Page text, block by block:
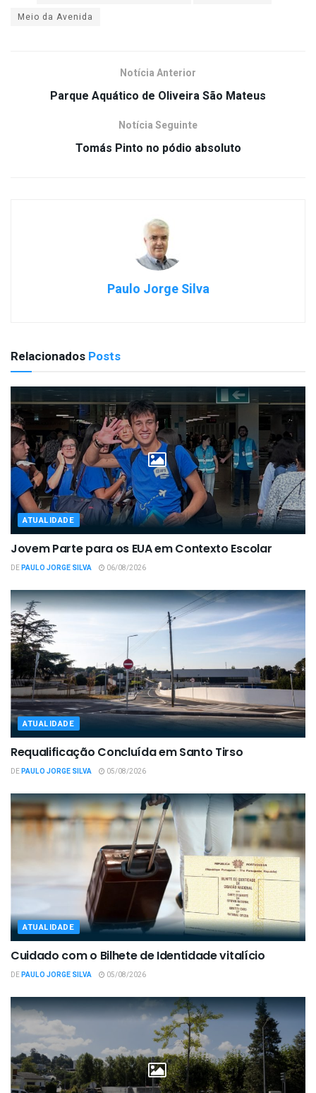
Meio da Avenida
Notícia Anterior
Parque Aquático de Oliveira São Mateus
Notícia Seguinte
Tomás Pinto no pódio absoluto
Paulo Jorge Silva
Relacionados Posts
ATUALIDADE
Jovem Parte para os EUA em Contexto Escolar
DEPAULO JORGE SILVA 06/08/2026
ATUALIDADE
Requalificação Concluída em Santo Tirso
DEPAULO JORGE SILVA 05/08/2026
ATUALIDADE
Cuidado com o Bilhete de Identidade vitalício
DEPAULO JORGE SILVA 05/08/2026